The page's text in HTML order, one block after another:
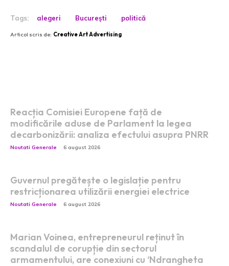
Tags: alegeri București politică
Articol scris de: Creative Art Advertising
Reacția Comisiei Europene față de
modificările aduse de Parlament la legea
decarbonizării: analiza efectului asupra PNRR
Noutati Generale 6 august 2026
Guvernul pregătește o legislație pentru
restricționarea utilizării energiei electrice
Noutati Generale 6 august 2026
Marian Voinea, entrepreneurul reținut în
scandalul de corupție din sectorul
armamentului, are conexiuni cu ‘Ndrangheta